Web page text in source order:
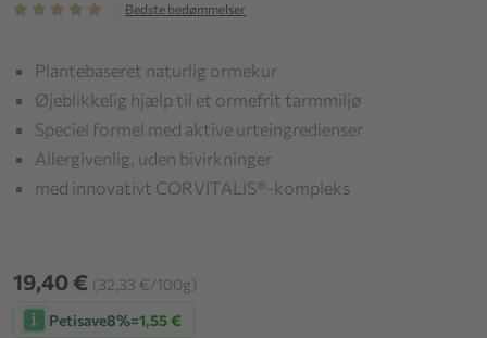
Bedste bedømmelser
Plantebaseret naturlig ormekur
Øjeblikkelig hjælp til et ormefrit tarmmiljø
Speciel formel med aktive urteingredienser
Allergivenlig, uden bivirkninger
med innovativt CORVITALIS®-kompleks
19,40 € (32,33 €/100g)
Petisave8%=1,55 €